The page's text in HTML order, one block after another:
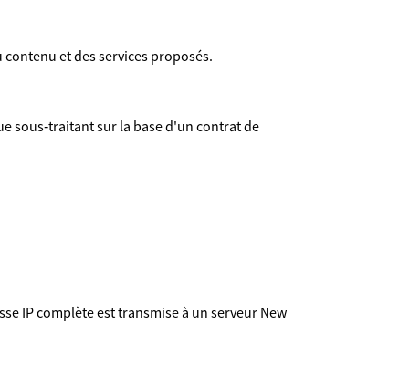
et des services proposés.
sous‑traitant sur la base d'un contrat de
IP complète est transmise à un serveur New